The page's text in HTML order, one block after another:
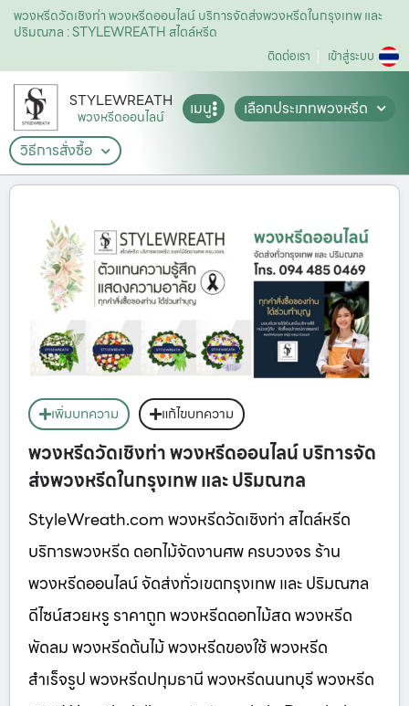
พวงหรีดวัดเชิงท่า พวงหรีดออนไลน์ บริการจัดส่งพวงหรีดในกรุงเทพ และ
ปริมณฑล : STYLEWREATH สไตล์หรีด
ติดต่อเรา เข้าสู่ระบบ
STYLEWREATH
พวงหรีดออนไลน์ เมนู
เลือกประเภทพวงหรีด
วิธีการสั่งซื้อ
เพิ่มบทความ แก้ไขบทความ
พวงหรีดวัดเชิงท่า พวงหรีดออนไลน์ บริการจัด
ส่งพวงหรีดในกรุงเทพ และ ปริมณฑล
StyleWreath.com พวงหรีดวัดเชิงท่า สไตล์หรีด
บริการพวงหรีด ดอกไม้จัดงานศพ ครบวงจร ร้าน
พวงหรีดออนไลน์ จัดส่งทั่วเขตกรุงเทพ และ ปริมณฑล
ดีไซน์สวยหรู ราคาถูก พวงหรีดดอกไม้สด พวงหรีด
พัดลม พวงหรีดต้นไม้ พวงหรีดของใช้ พวงหรีด
สำเร็จรูป พวงหรีดปทุมธานี พวงหรีดนนทบุรี พวงหรีด